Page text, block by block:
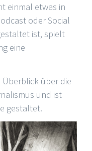
einmal etwas in
oder Social
ist, spielt
eine
über die
und ist
gestaltet.